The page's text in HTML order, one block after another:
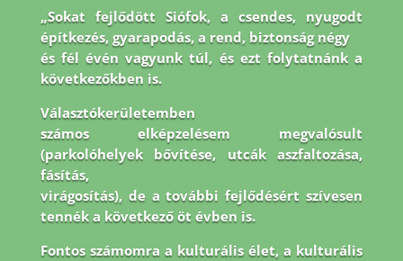
„Sokat fejlődött Siófok, a csendes, nyugodt
építkezés, gyarapodás, a rend, biztonság négy
és fél évén vagyunk túl, és ezt folytatnánk a
következőkben is.
Választókerületemben
számos elképzelésem megvalósult
(parkolóhelyek bővítése, utcák aszfaltozása,
fásítás,
virágosítás), de a további fejlődésért szívesen
tennék a következő öt évben is.
Fontos számomra a kulturális élet, a kulturális